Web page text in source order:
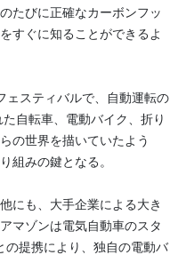
たびに正確なカーボンフッ
すぐに知ることができるよ
ェスティバルで、自動運転の
自転車、電動バイク、折り
の世界を描いていたよう
組みの鍵となる。
にも、大手企業による大き
マゾンは電気自動車のスタ
の提携により、独自の電動バ